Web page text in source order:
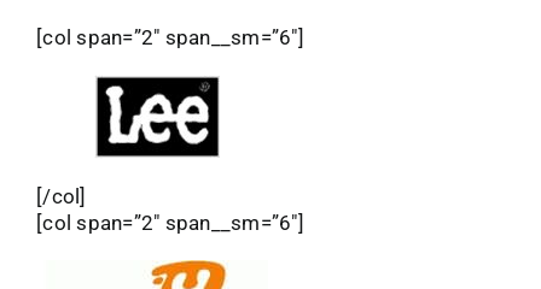
Σχετικά με εμάς
ENGLISH
[col span=”2″ span__sm=”6″]
[/col]
[col span=”2″ span__sm=”6″]